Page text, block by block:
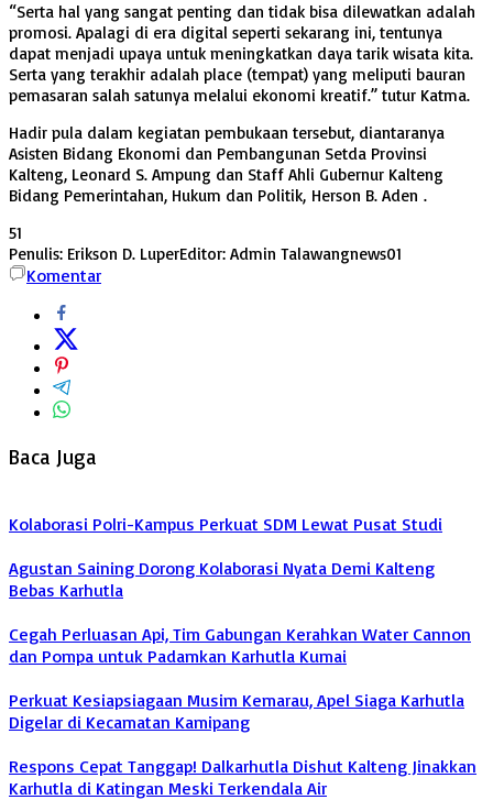
“Serta hal yang sangat penting dan tidak bisa dilewatkan adalah
promosi. Apalagi di era digital seperti sekarang ini, tentunya
dapat menjadi upaya untuk meningkatkan daya tarik wisata kita.
Serta yang terakhir adalah place (tempat) yang meliputi bauran
pemasaran salah satunya melalui ekonomi kreatif.” tutur Katma.
Hadir pula dalam kegiatan pembukaan tersebut, diantaranya
Asisten Bidang Ekonomi dan Pembangunan Setda Provinsi
Kalteng, Leonard S. Ampung dan Staff Ahli Gubernur Kalteng
Bidang Pemerintahan, Hukum dan Politik, Herson B. Aden .
51
Penulis: Erikson D. LuperEditor: Admin Talawangnews01
Komentar
Baca Juga
Kolaborasi Polri-Kampus Perkuat SDM Lewat Pusat Studi
Agustan Saining Dorong Kolaborasi Nyata Demi Kalteng
Bebas Karhutla
Cegah Perluasan Api, Tim Gabungan Kerahkan Water Cannon
dan Pompa untuk Padamkan Karhutla Kumai
Perkuat Kesiapsiagaan Musim Kemarau, Apel Siaga Karhutla
Digelar di Kecamatan Kamipang
Respons Cepat Tanggap! Dalkarhutla Dishut Kalteng Jinakkan
Karhutla di Katingan Meski Terkendala Air